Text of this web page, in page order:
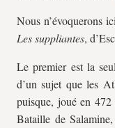
Nous n’évoquerons
Les suppliantes,
Le premier est la
d’un sujet que les
puisque, joué en
Bataille de